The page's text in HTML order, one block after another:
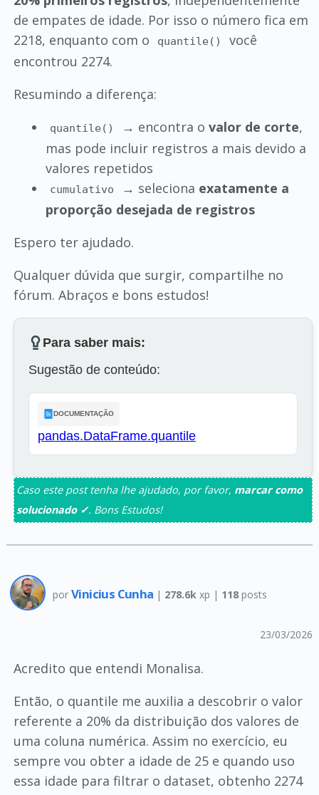
de empates de idade. Por isso o número fica em
2218, enquanto com o
quantile()
você
encontrou 2274.
Resumindo a diferença:
quantile() → encontra ovalor de corte,
mas pode incluir registros a mais devido a
valores repetidos
cumulativo → seleciona exatamente a
proporção desejada de registros
Espero ter ajudado.
Qualquer dúvida que surgir, compartilhe no
fórum. Abraços e bons estudos!
Para saber mais:
Sugestão de conteúdo:
DOCUMENTAÇÃO
pandas.DataFrame.quantile
Caso este post tenha lhe ajudado, por favor, marcar como
solucionado ✓. Bons Estudos!
por Vinicius Cunha | 278.6kxp | 118posts
23/03/2026
Acredito que entendi Monalisa.
Então, o quantile me auxilia a descobrir o valor
referente a 20% da distribuição dos valores de
uma coluna numérica. Assim no exercício, eu
sempre vou obter a idade de 25 e quando uso
essa idade para filtrar o dataset, obtenho 2274